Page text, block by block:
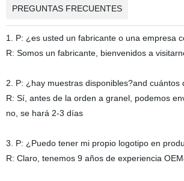
PREGUNTAS FRECUENTES
1. P: ¿es usted un fabricante o una empresa
R: Somos un fabricante, bienvenidos a
2. P: ¿hay muestras disponibles?and cuántos
R: Sí, antes de la orden a granel, podemos
no, se hará 2-3 días
3. P: ¿Puedo tener mi propio logotipo en
R: Claro, tenemos 9 años de experiencia